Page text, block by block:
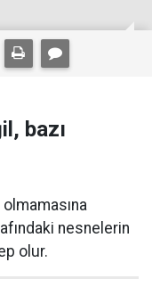
bazı
nesnelerin
olur.